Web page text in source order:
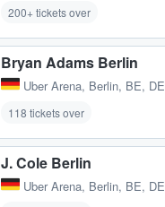
200+ tickets over
Bryan Adams Berlin
Uber Arena, Berlin, BE, DE
118 tickets over
J. Cole Berlin
Uber Arena, Berlin, BE, DE